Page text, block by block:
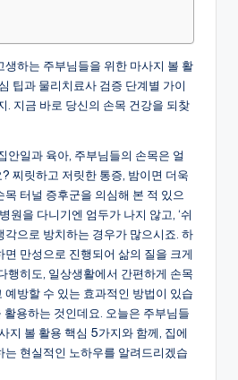
생하는 주부님들을 위한 마사지 볼 활
팁과 물리치료사 검증 단계별 가이
. 지금 바로 당신의 손목 건강을 되찾
안일과 육아, 주부님들의 손목은 얼
찌릿하고 저릿한 통증, 밤이면 더욱
터널 증후군을 의심해 본 적 있으
원을 다니기엔 엄두가 나지 않고, ‘쉬
각으로 방치하는 경우가 많으시죠. 하
면 만성으로 진행되어 삶의 질을 크게
행히도, 일상생활에서 간편하게 손목
예방할 수 있는 효과적인 방법이 있습
활용하는 것인데요. 오늘은 주부님들
지 볼 활용 핵심 5가지와 함께, 집에
는 현실적인 노하우를 알려드리겠습